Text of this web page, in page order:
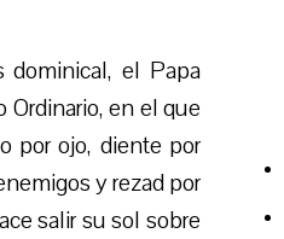
el Papa
en el que
por ojo, diente por
y rezad por
salir su sol sobre